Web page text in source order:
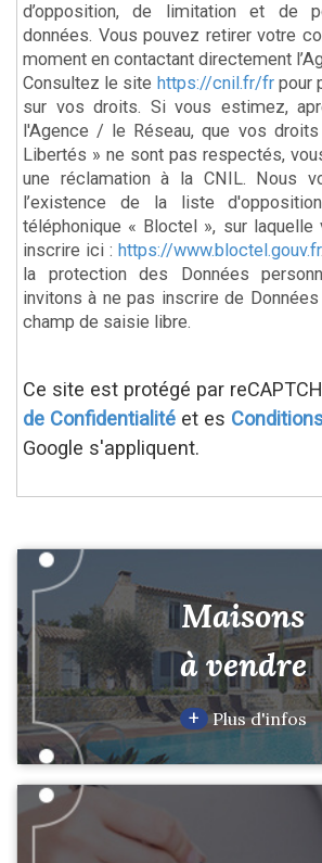
d’opposition, de limitation et de
données. Vous pouvez retirer votre
moment en contactant directement
Consultez le site https://cnil.fr/frpour
sur vos droits. Si vous estimez,
l'Agence / le Réseau, que vos
Libertés » ne sont pas respectés,
une réclamation à la CNIL. Nous
l’existence de la liste
téléphonique « Bloctel », sur laquelle
inscrire ici : https://www.bloctel.gouv.fr
la protection des Données
invitons à ne pas inscrire de
champ de saisie libre.
Ce site est protégé par
de Confidentialité et es
Google s'appliquent.
Maisons
à vendre
+ Plus d'infos